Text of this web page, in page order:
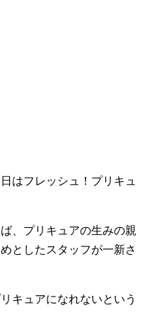
はフレッシュ！プリキュ
、プリキュアの生みの親
としたスタッフが一新さ
キュアになれないという